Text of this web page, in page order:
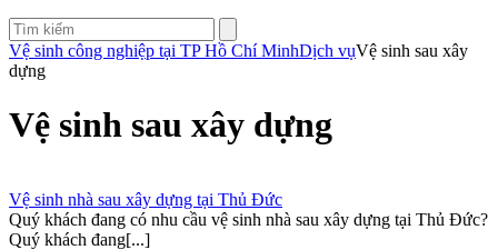
Vệ sinh công nghiệp tại TP Hồ Chí MinhDịch vụVệ sinh sau xây
dựng
Vệ sinh sau xây dựng
Vệ sinh nhà sau xây dựng tại Thủ Đức
Quý khách đang có nhu cầu vệ sinh nhà sau xây dựng tại Thủ Đức?
Quý khách đang[...]